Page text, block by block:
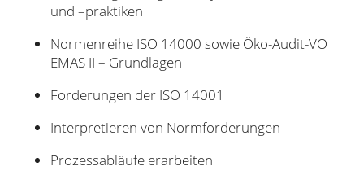
und –praktiken
Normenreihe ISO 14000 sowie Öko-Audit-VO
EMAS II – Grundlagen
Forderungen der ISO 14001
Interpretieren von Normforderungen
Prozessabläufe erarbeiten